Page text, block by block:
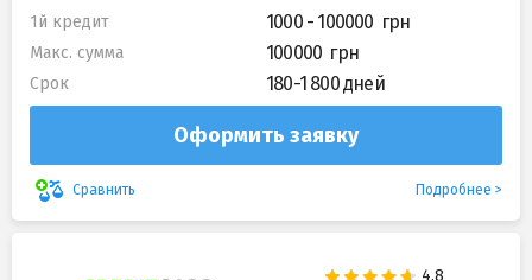
1й кредит 1000 - 100000
Макс. сумма 100000
Срок 180-1 800 дней
Оформить заявку
Сравнить Подробнее